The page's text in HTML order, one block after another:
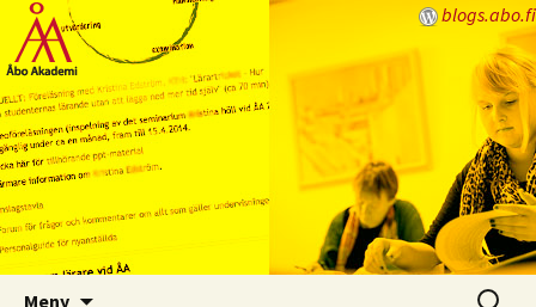
blogs.abo.fi
Lärarbloggen
Meny
Sök